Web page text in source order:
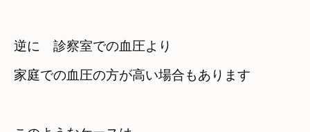
逆に　診察室での血圧より